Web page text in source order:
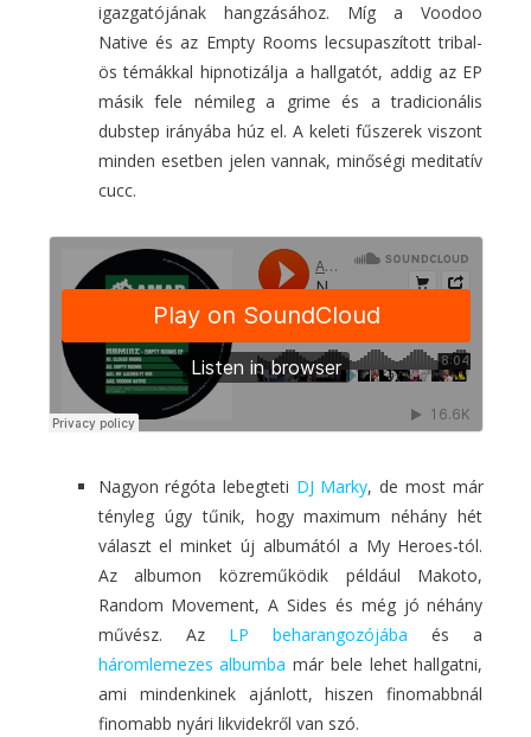
igazgatójának hangzásához. Míg a Voodoo
Native és az Empty Rooms lecsupaszított tribal-
ös témákkal hipnotizálja a hallgatót, addig az EP
másik fele némileg a grime és a tradicionális
dubstep irányába húz el. A keleti fűszerek viszont
minden esetben jelen vannak, minőségi meditatív
cucc.
Nagyon régóta lebegteti DJ Marky, de most már
tényleg úgy tűnik, hogy maximum néhány hét
választ el minket új albumától a My Heroes-tól.
Az albumon közreműködik például Makoto,
Random Movement, A Sides és még jó néhány
művész. Az LP beharangozójába és a
háromlemezes albumba már bele lehet hallgatni,
ami mindenkinek ajánlott, hiszen finomabbnál
finomabb nyári likvidekről van szó.